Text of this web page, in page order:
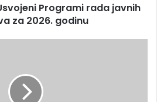
Programi rada javnih
za 2026. godinu